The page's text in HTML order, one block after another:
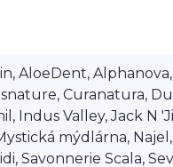
AloeDent,
Curanatura,
Valley, Jack N
mýdlárna,
Savonnerie Scala,